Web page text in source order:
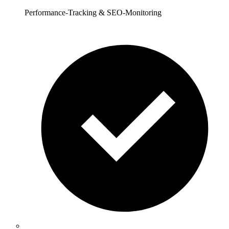
Performance-Tracking & SEO-Monitoring